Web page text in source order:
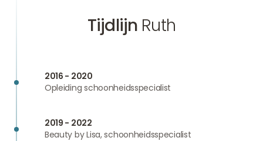
Tijdlijn Ruth
2016 - 2020
Opleiding schoonheidsspecialist
2019 - 2022
Beauty by Lisa, schoonheidsspecialist